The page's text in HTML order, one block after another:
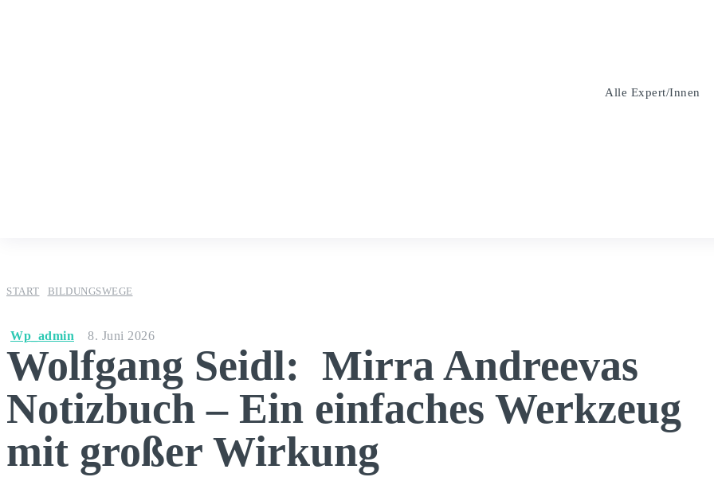
Alle Expert/innen
START BILDUNGSWEGE
Wp_admin 8. Juni 2026
Wolfgang Seidl: Mirra Andreevas
Notizbuch – Ein einfaches Werkzeug
mit großer Wirkung